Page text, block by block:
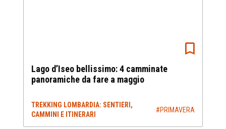
Lago d’Iseo bellissimo: 4 camminate
panoramiche da fare a maggio
TREKKING LOMBARDIA: SENTIERI,
CAMMINI E ITINERARI
#PRIMAVERA